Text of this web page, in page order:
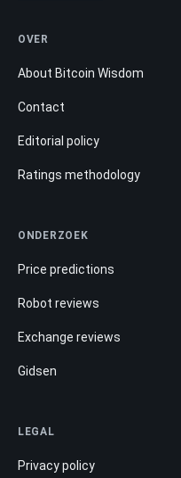
OVER
About Bitcoin Wisdom
Contact
Editorial policy
Ratings methodology
ONDERZOEK
Price predictions
Robot reviews
Exchange reviews
Gidsen
LEGAL
Privacy policy